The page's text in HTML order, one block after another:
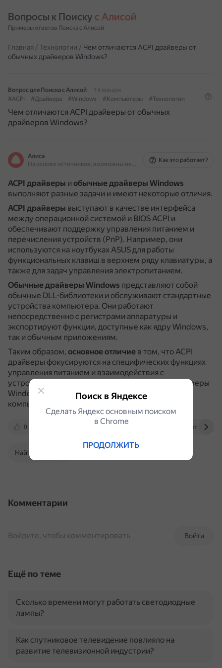
Вопросы к Поиску с Алисой
Примеры ответов Поиска с Алисой
Главная / Технологии / Чем отличаются ACPI драйверы от
обычных драйверов Windows?
Вопрос для Поиска с Алисой
14 января
#ACPI
#Драйвера #Windows #Компьютеры #Технологии
Чем отличаются ACPI драйверы от обычных
драйверов Windows?
Алиса
На основе источников, возможны неточности
Как это работает?
ACPI драйверы и обычные драйверы Windows
выполняют разные задачи и имеют некоторые отличия.
ACPI драйверы выступают в качестве интерфейса
между операционной системой и BIOS ACPI и
обеспечивают поддержку управления питанием и
перечисления устройств (PnP). Например, они
используются на ноутбуках ASUS для работы
функциональных клавиш в верхнем ряду клавиатуры, а
также для задач управления электропитанием.
Обычные драйверы Windows представляют собой
обычные DLL-библиотеки и обслуживают стандартные
устройства компьютера. Они работают
непосредственно с регистрами аппаратуры и
экспортируют функции, доступные как ядру Windows,
так и обычным приложениям.
Таким образом, основное отличие в том, что ACPI
драйверы фокусируются на специфических функциях
управления питанием и взаимодействия с
устройствами ACPI, в то время как обычные драйверы
Windows обслуживают стандартные устройства
компьютера в целом.
0
Найти в Поиске
Комментарии
Войти
Войдите, чтобы комментировать
Ещё по теме
Сколько времени могут работать светодиодные
лампы?
Как спутниковое телевидение повлияло на
развитие телевизионной индустрии?
Поиск в Яндексе
Сделать Яндекс основным поиском
в Сhrome
ПРОДОЛЖИТЬ